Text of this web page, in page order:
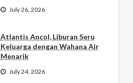
July 26, 2026
Atlantis Ancol, Liburan Seru
Keluarga dengan Wahana Air
Menarik
July 24, 2026